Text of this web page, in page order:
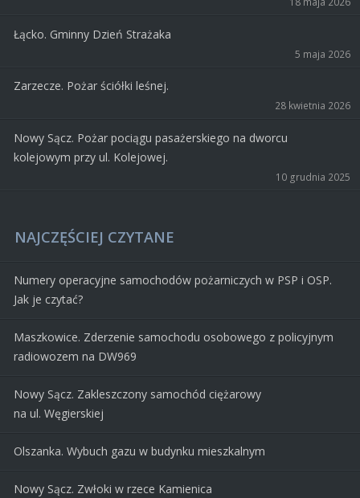
Łącko. Gminny Dzień Strażaka
5 maja 2026
Zarzecze. Pożar ściółki leśnej.
28 kwietnia 2026
Nowy Sącz. Pożar pociągu pasażerskiego na dworcu
kolejowym przy ul. Kolejowej.
10 grudnia 2025
NAJCZĘŚCIEJ CZYTANE
Numery operacyjne samochodów pożarniczych w PSP i OSP.
Jak je czytać?
Maszkowice. Zderzenie samochodu osobowego z policyjnym
radiowozem na DW969
Nowy Sącz. Zakleszczony samochód ciężarowy
na ul. Węgierskiej
Olszanka. Wybuch gazu w budynku mieszkalnym
Nowy Sącz. Zwłoki w rzece Kamienica